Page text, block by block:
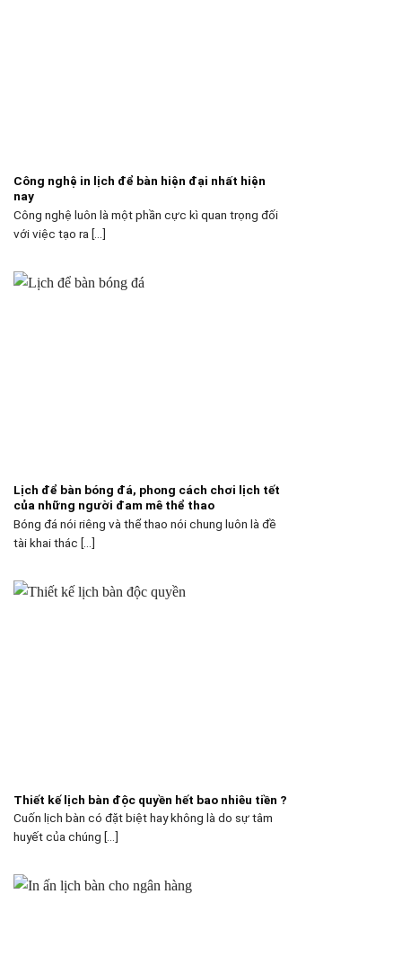
Công nghệ in lịch để bàn hiện đại nhất hiện
nay
Công nghệ luôn là một phần cực kì quan trọng đối
với việc tạo ra [...]
Lịch để bàn bóng đá, phong cách chơi lịch tết
của những người đam mê thể thao
Bóng đá nói riêng và thể thao nói chung luôn là đề
tài khai thác [...]
Thiết kế lịch bàn độc quyền hết bao nhiêu tiền ?
Cuốn lịch bàn có đặt biệt hay không là do sự tâm
huyết của chúng [...]